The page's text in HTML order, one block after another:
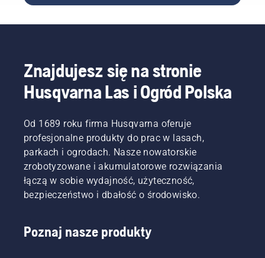
przez
lepszą
murawę
niż to,
które
koszone
przez
konwencjonalną
kosiarkę
obrotową?
Nasz
sędzia,
na
Cytat
Liljenberga,
głównego
konserwatora
na
stadionie
narodowym
piłki
Friends
Arena.
Wyniki,
zostaną
Znajdujesz się na stronie
Husqvarna Las i Ogród Polska
Od 1689 roku firma Husqvarna oferuje
profesjonalne produkty do prac w lasach,
parkach i ogrodach. Nasze nowatorskie
zrobotyzowane i akumulatorowe rozwiązania
łączą w sobie wydajność, użyteczność,
bezpieczeństwo i dbałość o środowisko.
Poznaj nasze produkty